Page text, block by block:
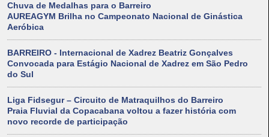
Chuva de Medalhas para o Barreiro
AUREAGYM Brilha no Campeonato Nacional de Ginástica
Aeróbica
BARREIRO - Internacional de Xadrez Beatriz Gonçalves
Convocada para Estágio Nacional de Xadrez em São Pedro
do Sul
Liga Fidsegur – Circuito de Matraquilhos do Barreiro
Praia Fluvial da Copacabana voltou a fazer história com
novo recorde de participação